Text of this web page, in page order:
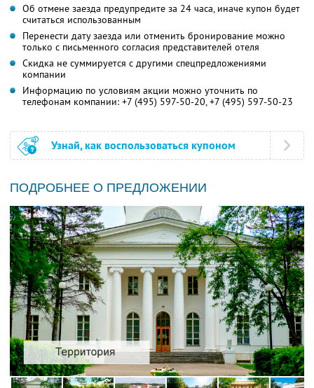
Об отмене заезда предупредите за 24 часа, иначе купон будет
считаться использованным
Перенести дату заезда или отменить бронирование можно
только с письменного согласия представителей отеля
Скидка не суммируется с другими спецпредложениями
компании
Информацию по условиям акции можно уточнить по
телефонам компании: +7 (495) 597-50-20, +7 (495) 597-50-23
Узнай, как воспользоваться купоном
ПОДРОБНЕЕ О ПРЕДЛОЖЕНИИ